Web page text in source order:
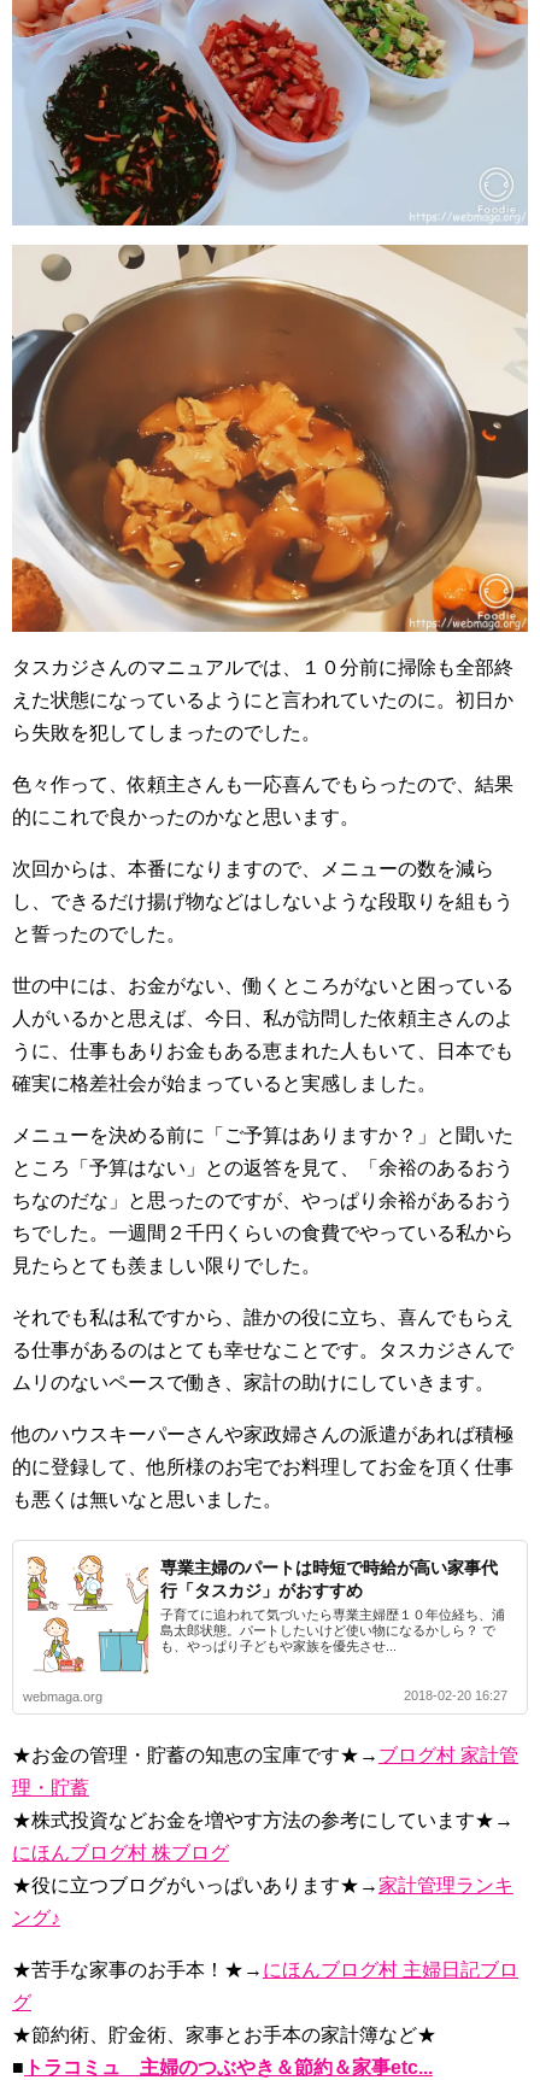
タスカジさんのマニュアルでは、１０分前に掃除も全部終
えた状態になっているようにと言われていたのに。初日か
ら失敗を犯してしまったのでした。
色々作って、依頼主さんも一応喜んでもらったので、結果
的にこれで良かったのかなと思います。
次回からは、本番になりますので、メニューの数を減ら
し、できるだけ揚げ物などはしないような段取りを組もう
と誓ったのでした。
世の中には、お金がない、働くところがないと困っている
人がいるかと思えば、今日、私が訪問した依頼主さんのよ
うに、仕事もありお金もある恵まれた人もいて、日本でも
確実に格差社会が始まっていると実感しました。
メニューを決める前に「ご予算はありますか？」と聞いた
ところ「予算はない」との返答を見て、「余裕のあるおう
ちなのだな」と思ったのですが、やっぱり余裕があるおう
ちでした。一週間２千円くらいの食費でやっている私から
見たらとても羨ましい限りでした。
それでも私は私ですから、誰かの役に立ち、喜んでもらえ
る仕事があるのはとても幸せなことです。タスカジさんで
ムリのないペースで働き、家計の助けにしていきます。
他のハウスキーパーさんや家政婦さんの派遣があれば積極
的に登録して、他所様のお宅でお料理してお金を頂く仕事
も悪くは無いなと思いました。
専業主婦のパートは時短で時給が高い家事代
行「タスカジ」がおすすめ
子育てに追われて気づいたら専業主婦歴１０年位経ち、浦
島太郎状態。パートしたいけど使い物になるかしら？ で
も、やっぱり子どもや家族を優先させ...
webmaga.org 2018-02-20 16:27
★お金の管理・貯蓄の知恵の宝庫です★→ ブログ村 家計管
理・貯蓄
★株式投資などお金を増やす方法の参考にしています★→
にほんブログ村 株ブログ
★役に立つブログがいっぱいあります★→家計管理ランキ
ング♪
★苦手な家事のお手本！★→ にほんブログ村 主婦日記ブロ
グ
★節約術、貯金術、家事とお手本の家計簿など★
■ トラコミュ 主婦のつぶやき＆節約＆家事etc...